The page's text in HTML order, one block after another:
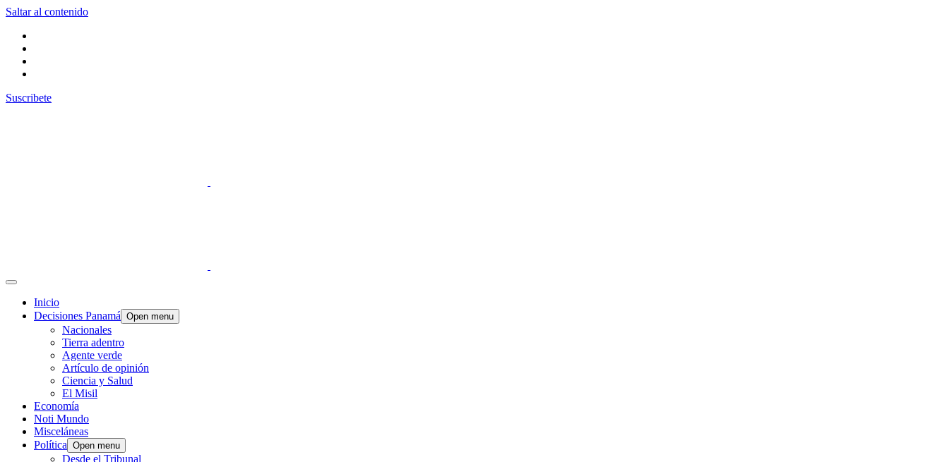
Saltar al contenido
Suscribete
Inicio
Decisiones Panamá Open menu
Nacionales
Tierra adentro
Agente verde
Artículo de opinión
Ciencia y Salud
El Misil
Economía
Noti Mundo
Misceláneas
Política Open menu
Desde el Tribunal